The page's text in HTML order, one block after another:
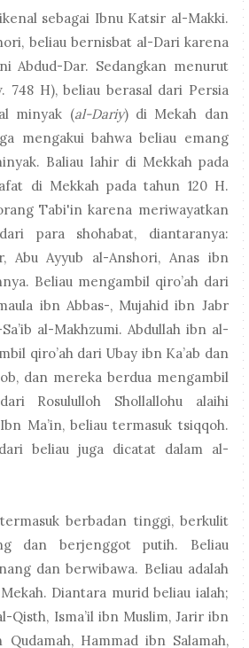
sebagai Ibnu Katsir al-Makki.
beliau bernisbat al-Dari karena
Abdud-Dar. Sedangkan menurut
748 H), beliau berasal dari Persia
minyak (al-Dariy) di Mekah dan
mengakui bahwa beliau emang
Baliau lahir di Mekkah pada
di Mekkah pada tahun 120 H.
Tabi'in karena meriwayatkan
para shohabat, diantaranya:
Abu Ayyub al-Anshori, Anas ibn
Beliau mengambil qiro’ah dari
ibn Abbas-, Mujahid ibn Jabr
al-Makhzumi. Abdullah ibn al-
qiro’ah dari Ubay ibn Ka’ab dan
dan mereka berdua mengambil
Rosululloh Shollallohu alaihi
Ma’in, beliau termasuk tsiqqoh.
beliau juga dicatat dalam al-
berbadan tinggi, berkulit
dan berjenggot putih. Beliau
dan berwibawa. Beliau adalah
Diantara murid beliau ialah;
Qisth, Isma’il ibn Muslim, Jarir ibn
Hammad ibn Salamah,